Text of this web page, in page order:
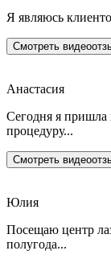
Я являюсь
Смотреть
Анастасия
Сегодня я
процедуру...
Смотреть
Юлия
Посещаю центр
полугода...